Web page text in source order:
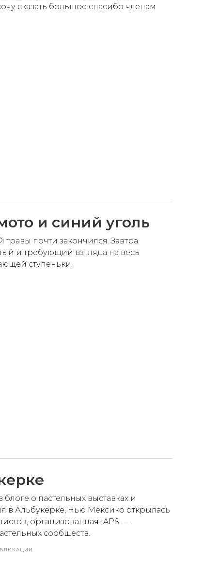
сказать большое спасибо членам
и синий уголь
почти закончился. Завтра
и требующий взгляда на весь
ступеньки.
о пастельных выставках и
в Альбукерке, Нью Мексико открылась
организованная IAPS —
сообществ.